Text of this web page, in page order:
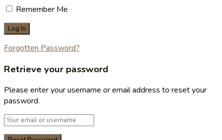
Remember Me
Forgotten Password?
Retrieve your password
Please enter your username or email address to reset your
password.